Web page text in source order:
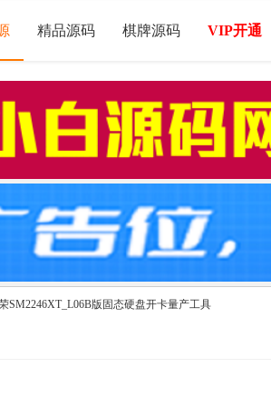
精品源码 棋牌源码 VIP开通
SM2246XT_L06B版固态硬盘开卡量产工具